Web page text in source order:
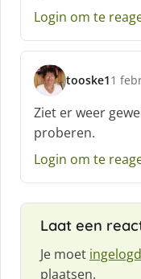
Login om te
tooske1
s
c
h
r
e
:
1
Ziet er weer
proberen.
Login om te
Laat een
Je moet
plaatsen.